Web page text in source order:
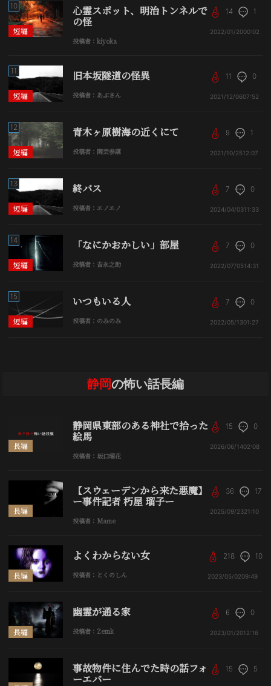
短編
10 心霊スポット、明治トンネルで
の怪
投稿者：kiyoka
14 1
2022/01/2000:02
短編
11 旧本坂隧道の怪異
投稿者：あぶさん
11 0
2021/12/0607:52
短編
12 青木ヶ原樹海の近くにて
投稿者：陶芸参謀
9 1
2021/10/2512:07
短編
13 終バス
投稿者：エノエノ
7 0
2024/04/0311:33
短編
14 「なにかおかしい」部屋
投稿者：吉永之助
7 0
2022/07/0514:31
短編
15 いつもいる人
投稿者：のみのみ
7 0
2022/05/1301:27
静岡の怖い話長編
長編
静岡県東部のある神社で拾った
絵馬
投稿者：坂口瑠花
15 0
2026/06/1402:08
長編
【スウェーデンから来た悪魔】
ー事件記者 朽屋 瑠子ー
投稿者：Mame
36 17
2025/09/2321:10
長編
よくわからない女
投稿者：とくのしん
218 10
2023/05/0209:49
長編
幽霊が通る家
投稿者：Zemk
6 0
2023/01/2012:16
事故物件に住んでた時の話フォ
ーエバー
15 5